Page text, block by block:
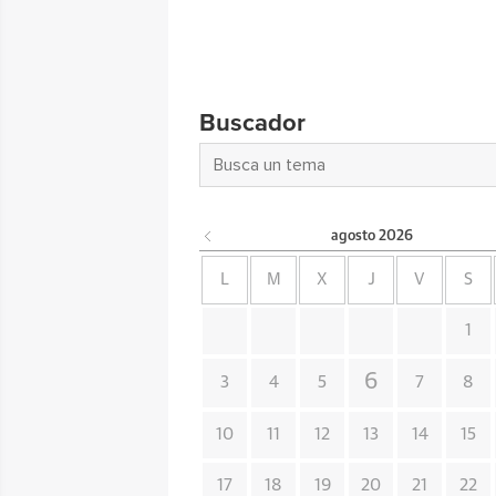
Buscador
agosto 2026
L M X J V S
1
3 4 5 6 7 8
10 11 12 13 14 15
17 18 19 20 21 22